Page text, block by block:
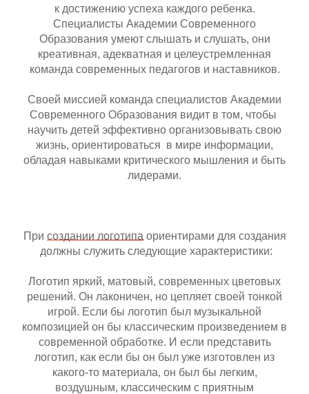
к достижению успеха каждого ребенка.
Специалисты Академии Современного
Образования умеют слышать и слушать, они
креативная, адекватная и целеустремленная
команда современных педагогов и наставников.
Своей миссией команда специалистов Академии
Современного Образования видит в том, чтобы
научить детей эффективно организовывать свою
жизнь, ориентироваться в мире информации,
обладая навыками критического мышления и быть
лидерами.
При создании логотипа ориентирами для создания
должны служить следующие характеристики:
Логотип яркий, матовый, современных цветовых
решений. Он лаконичен, но цепляет своей тонкой
игрой. Если бы логотип был музыкальной
композицией он бы классическим произведением в
современной обработке. И если представить
логотип, как если бы он был уже изготовлен из
какого-то материала, он был бы легким,
воздушным, классическим с приятным